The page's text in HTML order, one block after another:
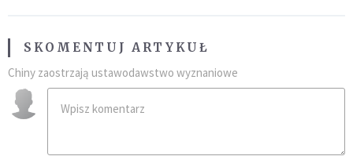
SKOMENTUJ ARTYKUŁ
Chiny zaostrzają ustawodawstwo wyznaniowe